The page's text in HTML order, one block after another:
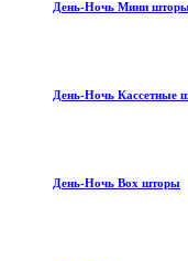
День-Ночь Мини
День-Ночь Кассетные
День-Ночь Box шторы